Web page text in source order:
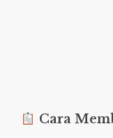
Cara